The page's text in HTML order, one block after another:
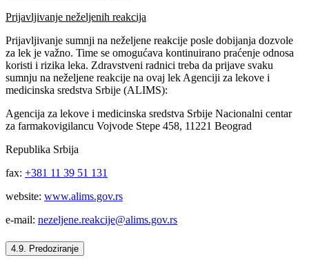
Prijavljivanje neželjenih reakcija
Prijavljivanje sumnji na neželjene reakcije posle dobijanja dozvole
za lek je važno. Time se omogućava kontinuirano praćenje odnosa
koristi i rizika leka. Zdravstveni radnici treba da prijave svaku
sumnju na neželjene reakcije na ovaj lek Agenciji za lekove i
medicinska sredstva Srbije (ALIMS):
Agencija za lekove i medicinska sredstva Srbije Nacionalni centar
za farmakovigilancu Vojvode Stepe 458, 11221 Beograd
Republika Srbija
fax: +381 11 39 51 131
website: www.alims.gov.rs
e-mail: nezeljene.reakcije@alims.gov.rs
4.9. Predoziranje